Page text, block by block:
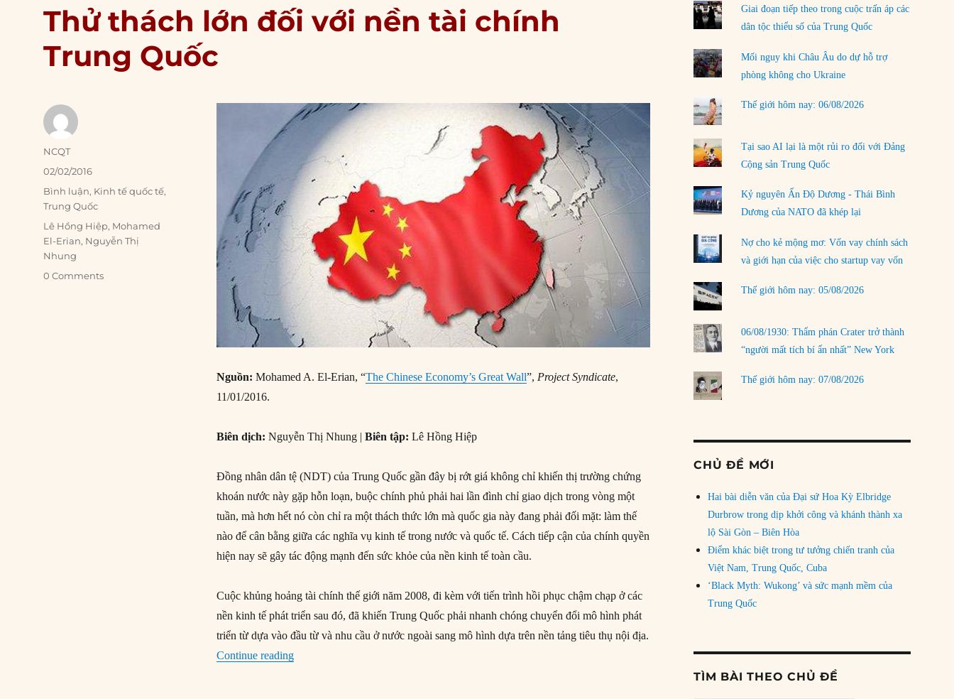
Thử thách lớn đối với nền tài chính
Trung Quốc
Nguồn: Mohamed A. El-Erian, “The Chinese Economy’s Great Wall”, Project Syndicate,
11/01/2016.
Biên dịch: Nguyễn Thị Nhung |Biên tập: Lê Hồng Hiệp
Đồng nhân dân tệ (NDT) của Trung Quốc gần đây bị rớt giá không chỉ khiến thị trường chứng
khoán nước này gặp hỗn loạn, buộc chính phủ phải hai lần đình chỉ giao dịch trong vòng một
tuần, mà hơn hết nó còn chỉ ra một thách thức lớn mà quốc gia này đang phải đối mặt: làm thế
nào để cân bằng giữa các nghĩa vụ kinh tế trong nước và quốc tế. Cách tiếp cận của chính quyền
hiện nay sẽ gây tác động mạnh đến sức khỏe của nền kinh tế toàn cầu.
Cuộc khủng hoảng tài chính thế giới năm 2008, đi kèm với tiến trình hồi phục chậm chạp ở các
nền kinh tế phát triển sau đó, đã khiến Trung Quốc phải nhanh chóng chuyển đổi mô hình phát
triển từ dựa vào đầu từ và nhu cầu ở nước ngoài sang mô hình dựa trên nền tảng tiêu thụ nội địa.
Continue reading“Thử thách lớn đối với nền tài chính Trung Quốc”
Author
NCQT
Posted
on
02/02/2016
Categories
Bình luận, Kinh tế quốc tế,
Trung Quốc
Tags
Lê Hồng Hiệp, Mohamed
El-Erian, Nguyễn Thị
Nhung
0 Comments
Làm thế nào để kết thúc Chiến tranh Iran?
01/08/2026
Chiến lược kế tiếp của Bắc Kinh ở Biển Đông
31/07/2026
Trật tự thế giới mới: Các nước nhỏ sẽ luôn
phải chịu đựng?
30/07/2026
LOAD MORE
Giai đoạn tiếp theo trong cuộc trấn áp các
dân tộc thiểu số của Trung Quốc
Mối nguy khi Châu Âu do dự hỗ trợ
phòng không cho Ukraine
Thế giới hôm nay: 06/08/2026
Tại sao AI lại là một rủi ro đối với Đảng
Cộng sản Trung Quốc
Kỷ nguyên Ấn Độ Dương - Thái Bình
Dương của NATO đã khép lại
Nợ cho kẻ mộng mơ: Vốn vay chính sách
và giới hạn của việc cho startup vay vốn
Thế giới hôm nay: 05/08/2026
06/08/1930: Thẩm phán Crater trở thành
“người mất tích bí ẩn nhất” New York
Thế giới hôm nay: 07/08/2026
CHỦ ĐỀ MỚI
Hai bài diễn văn của Đại sứ Hoa Kỳ Elbridge
Durbrow trong dịp khởi công và khánh thành xa
lộ Sài Gòn – Biên Hòa
Điểm khác biệt trong tư tưởng chiến tranh của
Việt Nam, Trung Quốc, Cuba
‘Black Myth: Wukong’ và sức mạnh mềm của
Trung Quốc
TÌM BÀI THEO CHỦ ĐỀ